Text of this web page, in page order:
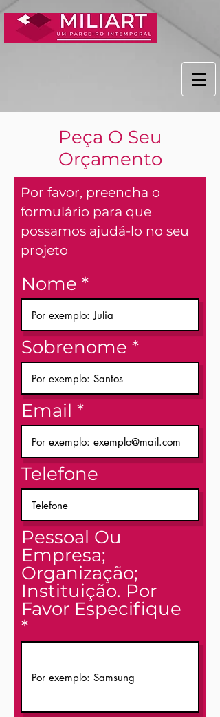
Peça O Seu
Orçamento
Por favor, preencha o
formulário para que
possamos ajudá-lo no seu
projeto
Nome
Sobrenome
Email
Telefone
Pessoal Ou
Empresa;
Organização;
Instituição. Por
Favor Especifique